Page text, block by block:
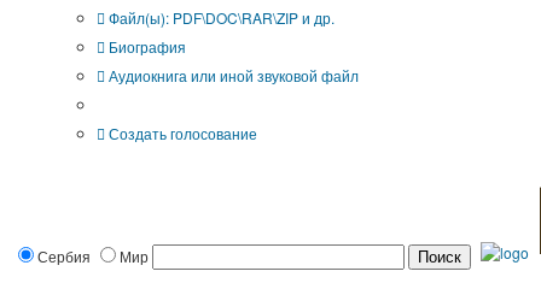
Файл(ы): PDF\DOC\RAR\ZIP и др.
Биография
Аудиокнига или иной звуковой файл
Создать голосование
Сербия Мир